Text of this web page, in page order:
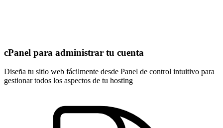
cPanel para administrar tu cuenta
Diseña tu sitio web fácilmente desde Panel de control intuitivo para
gestionar todos los aspectos de tu hosting